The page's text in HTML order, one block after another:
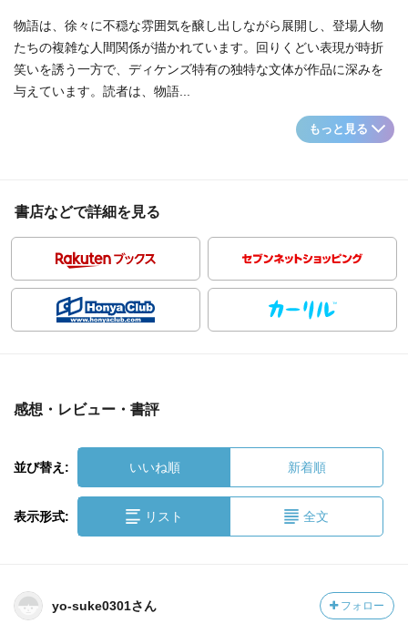
物語は、徐々に不穏な雰囲気を醸し出しながら展開し、登場人物
たちの複雑な人間関係が描かれています。回りくどい表現が時折
笑いを誘う一方で、ディケンズ特有の独特な文体が作品に深みを
与えています。読者は、物語...
もっと見る
書店などで詳細を見る
感想・レビュー・書評
並び替え: いいね順 新着順
表示形式: リスト 全文
yo-suke0301さん フォロー